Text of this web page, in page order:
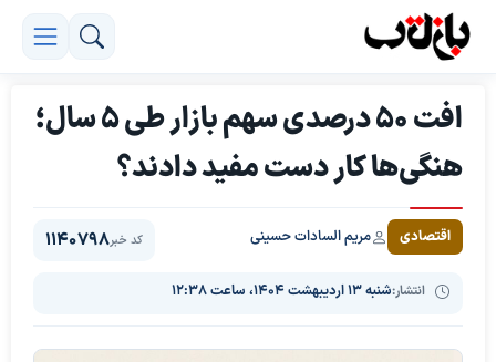
افت ۵۰ درصدی سهم بازار طی ۵ سال؛
هنگی‌ها کار دست مفید دادند؟
اقتصادی مریم السادات حسینی
انتشار:شنبه ۱۳ اردیبهشت ۱۴۰۴، ساعت ۱۲:۳۸
کد خبر1140798